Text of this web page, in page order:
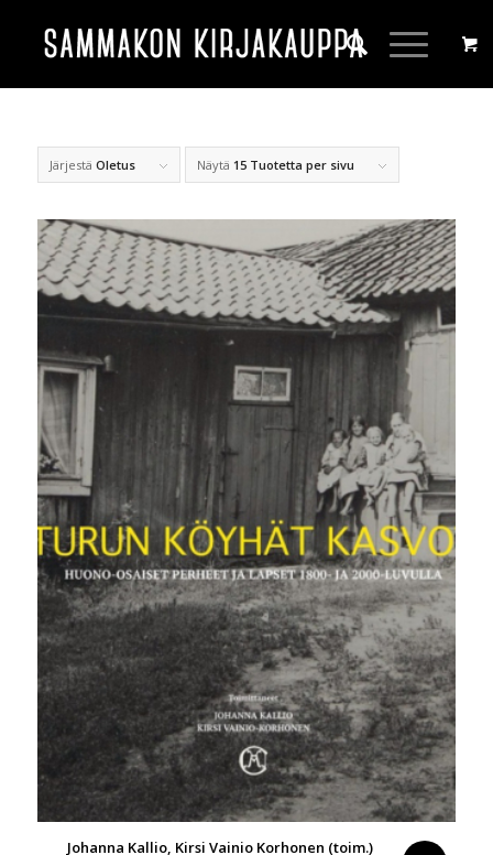
Järjestä Oletus Näytä 15 Tuotetta per sivu
Johanna Kallio, Kirsi Vainio Korhonen (toim.)